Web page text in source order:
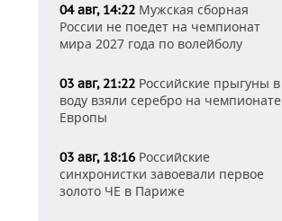
04 авг, 14:22 Мужская сборная
России не поедет на чемпионат
мира 2027 года по волейболу
03 авг, 21:22 Российские прыгуны в
воду взяли серебро на чемпионате
Европы
03 авг, 18:16 Российские
синхронистки завоевали первое
золото ЧЕ в Париже